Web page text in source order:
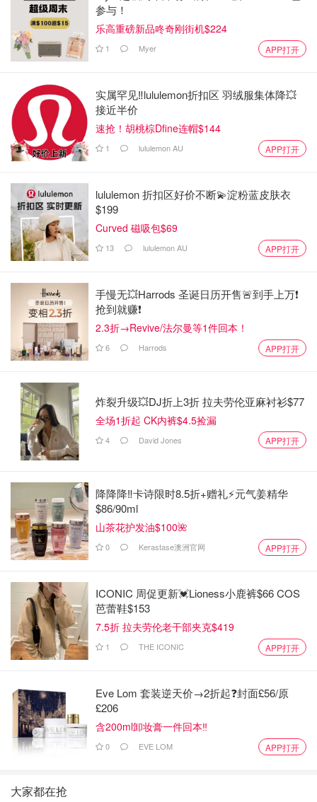
参与！
乐高重磅新品咚奇刚街机$224
1 Myer APP打开
实属罕见‼️lululemon折扣区 羽绒服集体降💥
接近半价
速抢！胡桃棕Dfine连帽$144
1 lululemon AU APP打开
lululemon 折扣区好价不断💫淀粉蓝皮肤衣
$199
Curved 磁吸包$69
13 lululemon AU APP打开
手慢无💥Harrods 圣诞日历开售🚨到手上万❗️
抢到就赚❗️
2.3折→Revive/法尔曼等1件回本！
6 Harrods APP打开
炸裂升级💥DJ折上3折 拉夫劳伦亚麻衬衫$77
全场1折起 CK内裤$4.5捡漏
4 David Jones APP打开
降降降‼️卡诗限时8.5折+赠礼⚡元气姜精华
$86/90ml
山茶花护发油$100🌺
0 Kerastase澳洲官网 APP打开
ICONIC 周促更新💓Lioness小鹿裤$66 COS
芭蕾鞋$153
7.5折 拉夫劳伦老干部夹克$419
1 THE ICONIC APP打开
Eve Lom 套装逆天价→2折起❓封面£56/原
£206
含200ml卸妆膏一件回本‼️
0 EVE LOM APP打开
大家都在抢